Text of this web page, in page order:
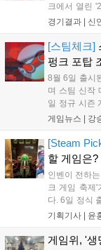
크에서 열린
드 레전드 그
기억을 되찾
경기결과 | 신
[스팀체크]
펑크 포탑
8월 6일 출시
며 스팀 신작
일 정규 시즌
기록했습니다
'마블 투혼:
리'도 스팀에
게임뉴스 | 강
[Steam
할 게임은?
인벤이 전하
크 게임 축제'
다. 6일 정식
세어 코브'가
다. 유비소프
기획기사 | 윤
게임위, '생